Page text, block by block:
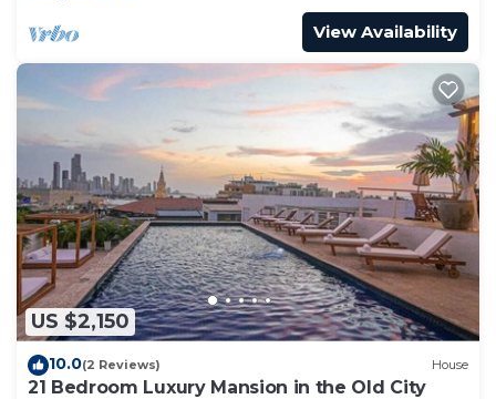
View Availability
US $2,150
10.0(2 Reviews) House
21 Bedroom Luxury Mansion in the Old City